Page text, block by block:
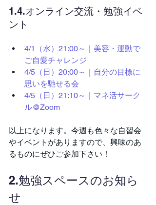
1.4.オンライン交流・勉強イベ
ント
4/1（水）21:00～｜美容・運動で
ご自愛チャレンジ
4/5（日）20:00～｜自分の目標に
思いを馳せる会
4/5（日）21:10～｜マネ活サーク
ル@Zoom
以上になります。今週も色々な自習会
やイベントがありますので、興味のあ
るものにぜひご参加下さい！
2.勉強スペースのお知ら
せ